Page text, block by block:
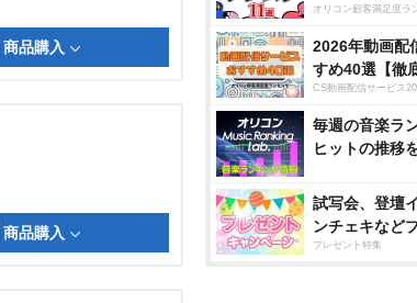
商品購入
商品購入
オリコン顧客満足度ラ
2026年動画配
すめ40選【徹
CS動画配信サービス
毎週の音楽ラ
ヒットの推移
試写会、登壇
ンチェキなど
プレゼント特集